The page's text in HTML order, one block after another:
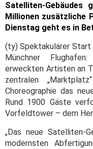
Satelliten-
Millionen zusätzliche
Dienstag geht es in
(ty) Spektakulärer Start
Münchner
erweckten Artisten an
zentralen
Choreographie das
Rund 1900 Gäste
Vorfeldtower – dem
„Das neue Satelliten-
modernsten